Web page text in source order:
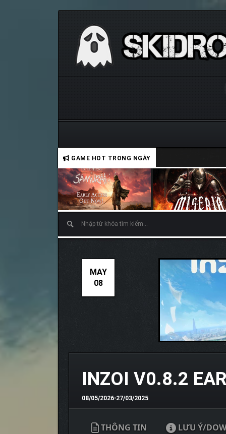
GAME HOT TRONG NGÀY
MAY
08
INZOI V0.8.2
08/05/2026•27/03/2025
THÔNG TIN LƯU Ý/